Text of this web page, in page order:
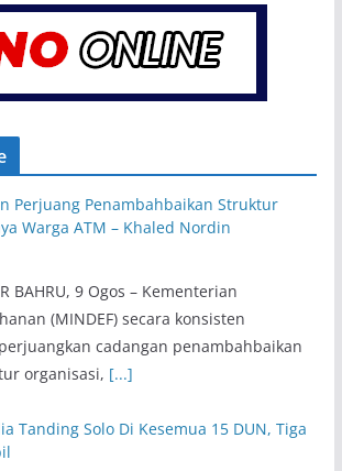
Perjuang Penambahbaikan Struktur
Warga ATM – Khaled Nordin
BAHRU, 9 Ogos – Kementerian
(MINDEF) secara konsisten
cadangan penambahbaikan
organisasi, [...]
Tanding Solo Di Kesemua 15 DUN, Tiga